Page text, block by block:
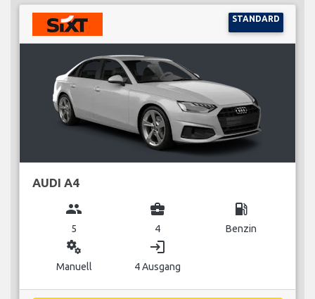
STANDARD
AUDI A4
group
5
business_center
4
local_gas_station
Benzin
miscellaneous_services
Manuell
login
4 Ausgang